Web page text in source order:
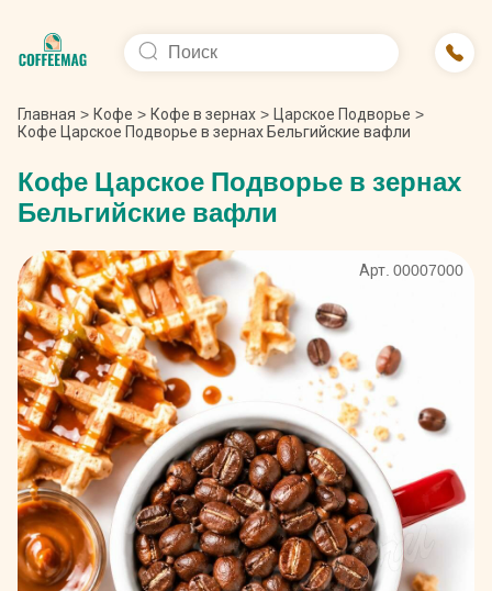
Главная > Кофе > Кофе в зернах > Царское Подворье >
Кофе Царское Подворье в зернах Бельгийские вафли
Кофе Царское Подворье в зернах
Бельгийские вафли
Арт. 00007000